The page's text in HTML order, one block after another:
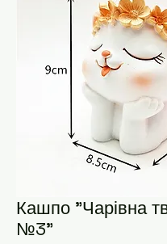
Кашпо "Чарівна
№3"